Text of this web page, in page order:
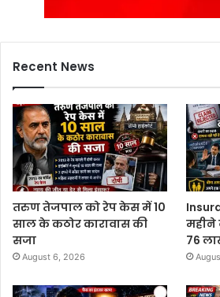
Recent News
तरुण तेजपाल को रेप केस में 10
साल के कठोर कारावास की
सजा
August 6, 2026
महीने
76